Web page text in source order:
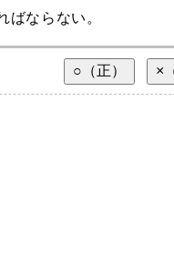
ばならない。